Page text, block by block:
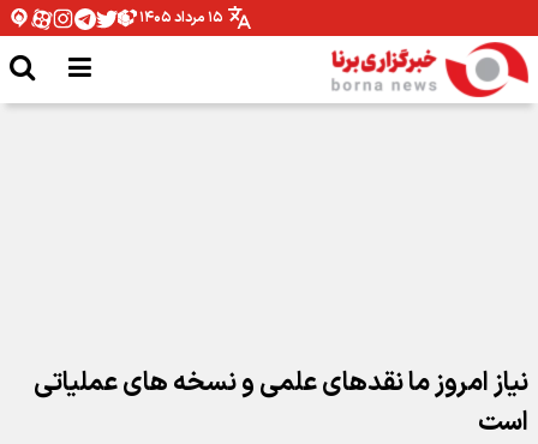
۱۵ مرداد ۱۴۰۵
نیاز امروز ما نقدهای علمی و نسخه های عملیاتی
است